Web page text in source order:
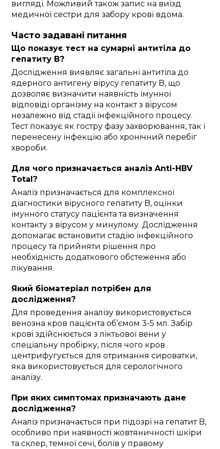
вигляді. Можливий також запис на виїзд
медичної сестри для забору крові вдома.
Часто задавані питання
Що показує тест на сумарні антитіла до
гепатиту B?
Дослідження виявляє загальні антитіла до
ядерного антигену вірусу гепатиту B, що
дозволяє визначити наявність імунної
відповіді організму на контакт з вірусом
незалежно від стадії інфекційного процесу.
Тест показує як гостру фазу захворювання, так і
перенесену інфекцію або хронічний перебіг
хвороби.
Для чого призначається аналіз Anti-HBV
Total?
Аналіз призначається для комплексної
діагностики вірусного гепатиту B, оцінки
імунного статусу пацієнта та визначення
контакту з вірусом у минулому. Дослідження
допомагає встановити стадію інфекційного
процесу та прийняти рішення про
необхідність додаткового обстеження або
лікування.
Який біоматеріал потрібен для
дослідження?
Для проведення аналізу використовується
венозна кров пацієнта об’ємом 3-5 мл. Забір
крові здійснюється з ліктьової вени у
спеціальну пробірку, після чого кров
центрифугується для отримання сироватки,
яка використовується для серологічного
аналізу.
При яких симптомах призначають дане
дослідження?
Аналіз призначається при підозрі на гепатит B,
особливо при наявності жовтяничності шкіри
та склер, темної сечі, болів у правому